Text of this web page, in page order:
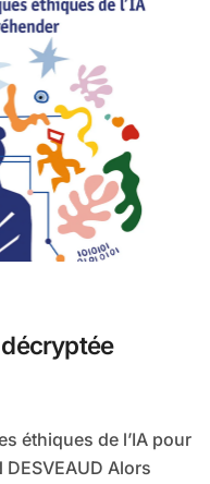
DESVEAUD Alors